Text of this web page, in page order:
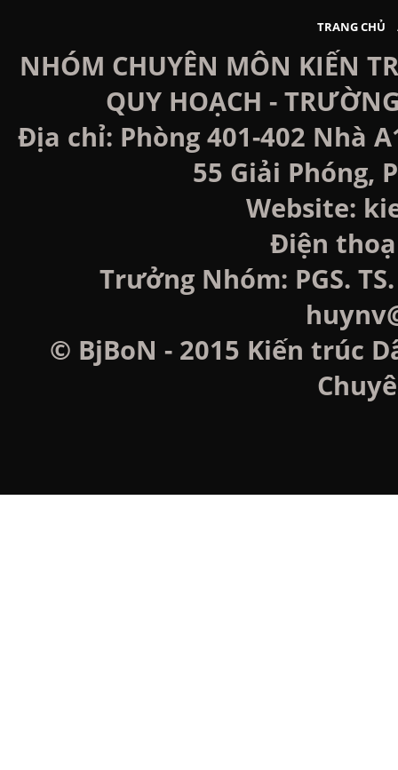
TRANG CHỦ
NHÓM CHUYÊN MÔN KIẾN
QUY HOẠCH -
Địa chỉ: Phòng 401-402 Nhà
55 Giải Phóng,
Website:
Điện
Trưởng Nhóm: PGS.
© BjBoN - 2015 Kiến trúc